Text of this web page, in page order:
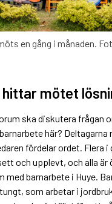
en gång i månaden.
mötet
ska diskutera frågan
här? Deltagarna
fördelar ordet. Flera i
och upplevt, och alla är
med barnarbete i Huye.
som arbetar i